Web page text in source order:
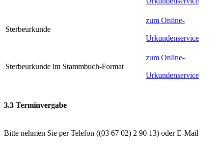
Sterbeurkunde
zum Online-
Urkundenservice
Sterbeurkunde im Stammbuch-Format
zum Online-
Urkundenservice
3.3 Terminvergabe
Bitte nehmen Sie per Telefon ( ) oder E-Mail